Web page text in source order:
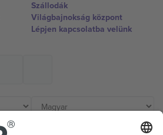
Szállodák
Világbajnokság központ
Lépjen kapcsolatba velünk